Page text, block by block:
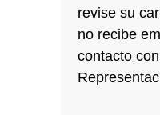
revise su
no recibe
contacto